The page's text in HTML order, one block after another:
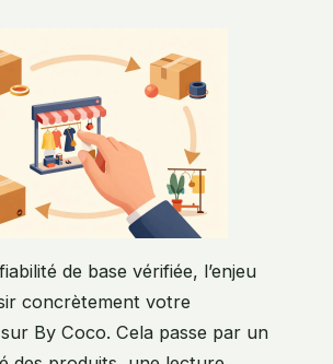
de base vérifiée, l’enjeu
concrètement votre
By Coco. Cela passe par un